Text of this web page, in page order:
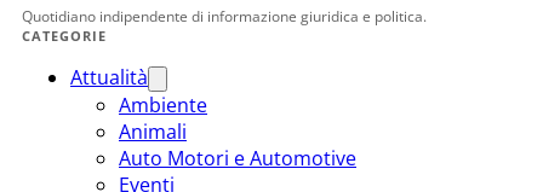
Quotidiano indipendente di informazione giuridica e politica.
CATEGORIE
Attualità
Ambiente
Animali
Auto Motori e Automotive
Eventi